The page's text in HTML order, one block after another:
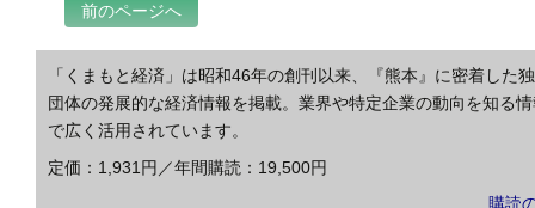
前のページへ
「くまもと経済」は昭和46年の創刊以来、『熊本』に密着し
団体の発展的な経済情報を掲載。業界や特定企業の動向を知る
で広く活用されています。
定価：1,931円／年間購読：19,500円
購読